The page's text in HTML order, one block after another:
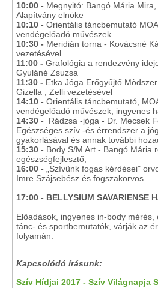
10:00 - Megnyitó: Bangó Mária
Alapítvány elnöke
10:10 - Orientális táncbemutató
vendégelőadó művészek
10:30 - Meridián torna - Kovácsné
vezetésével
11:00 - Grafológia a rendezvény
Gyuláné Zsuzsa
11:30 - Etka Jóga Erőgyűjtő
Gizella , Zelli vezetésével
14:10 - Orientális táncbemutató,
vendégelőadó művészek, ingyenes
14:30 -
Rádzsa -jóga - Dr. Mecsek
Egészséges szív -és érrendszer a
gyakorlásával és annak további
15:30 - Body S/M Art - Bangó Mária
egészségfejlesztő,
16:00 - „Szívünk fogas kérdései"
Imre Szájsebész és fogszakorvos
17:00 - BELLYSIUM SAVARIENSE
Előadások, ingyenes in-body mérés,
tánc- és sportbemutatók, várják az
folyamán.
Kapcsolódó írásunk:
Szív Hídjai 2017 - Szív Világnapja